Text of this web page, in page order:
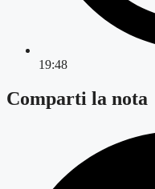
19:48
Comparti la nota